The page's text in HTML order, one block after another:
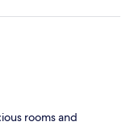
rooms and